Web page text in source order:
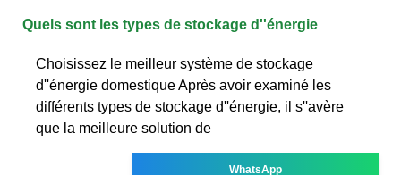
Quels sont les types de stockage d''énergie
Choisissez le meilleur système de stockage
d''énergie domestique Après avoir examiné les
différents types de stockage d''énergie, il s''avère
que la meilleure solution de
WhatsApp